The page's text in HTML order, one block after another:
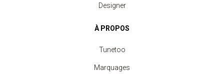
Designer
À PROPOS
Tunetoo
Marquages